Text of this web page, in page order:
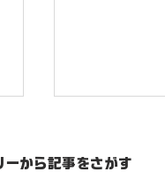
ーから記事をさがす